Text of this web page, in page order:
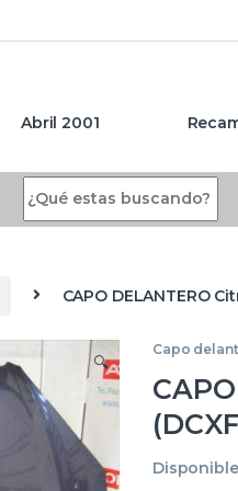
Abril 2001
CAPO DELANTERO
🔍
Capo